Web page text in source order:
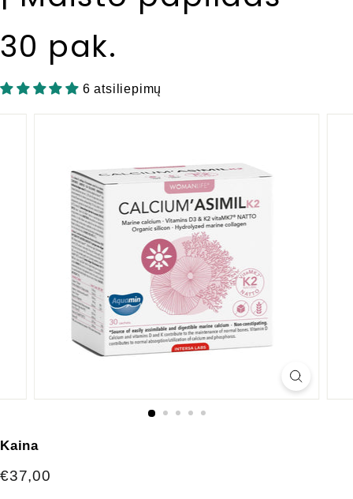
n
s
30 pak.
6 atsiliepimų
Kaina
Įprasta
€37,00